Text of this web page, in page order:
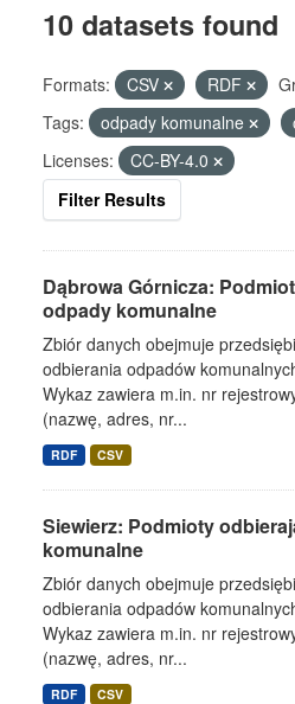
10 datasets found
Formats: CSV RDF
Tags:
odpady komunalne
Licenses:
CC-BY-4.0
Filter Results
Dąbrowa Górnicza:
odpady komunalne
Zbiór danych obejmuje
odbierania odpadów
Wykaz zawiera m.in. nr
(nazwę, adres, nr...
RDF CSV
Siewierz: Podmioty
komunalne
Zbiór danych obejmuje
odbierania odpadów
Wykaz zawiera m.in. nr
(nazwę, adres, nr...
RDF CSV